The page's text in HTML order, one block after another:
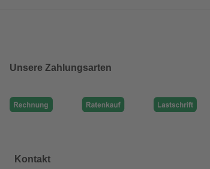
Unsere Zahlungsarten
Kontakt